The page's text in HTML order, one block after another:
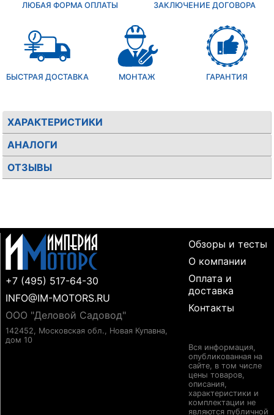
ЛЮБАЯ ФОРМА ОПЛАТЫ ЗАКЛЮЧЕНИЕ ДОГОВОРА
БЫСТРАЯ ДОСТАВКА МОНТАЖ ГАРАНТИЯ
ХАРАКТЕРИСТИКИ
АНАЛОГИ
ОТЗЫВЫ
+7 (495) 517-64-30
INFO@IM-MOTORS.RU
ООО "Деловой Садовод"
142452, Московская обл., Новая Купавна,
дом 10
Обзоры и тесты
О компании
Оплата и
доставка
Контакты
Вся информация,
опубликованная на
сайте, в том числе
цены товаров,
описания,
характеристики и
комплектации не
являются публичной